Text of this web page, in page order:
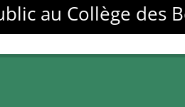
au Collège des